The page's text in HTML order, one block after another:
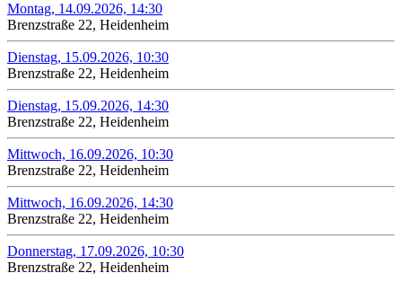
Montag, 14.09.2026, 14:30
Brenzstraße 22, Heidenheim
Dienstag, 15.09.2026, 10:30
Brenzstraße 22, Heidenheim
Dienstag, 15.09.2026, 14:30
Brenzstraße 22, Heidenheim
Mittwoch, 16.09.2026, 10:30
Brenzstraße 22, Heidenheim
Mittwoch, 16.09.2026, 14:30
Brenzstraße 22, Heidenheim
Donnerstag, 17.09.2026, 10:30
Brenzstraße 22, Heidenheim